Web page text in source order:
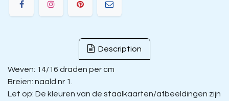
Description
Weven: 14/16 draden per cm
Breien: naald nr 1.
Let op: De kleuren van de staalkaarten/afbeeldingen zijn